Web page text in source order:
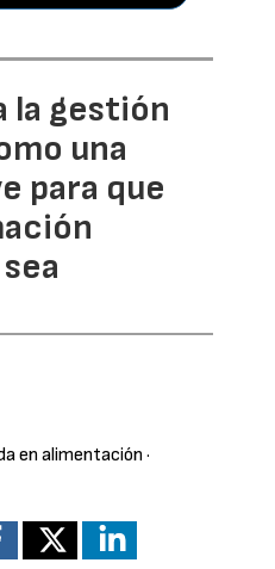
la gestión
una
para que
en alimentación ·